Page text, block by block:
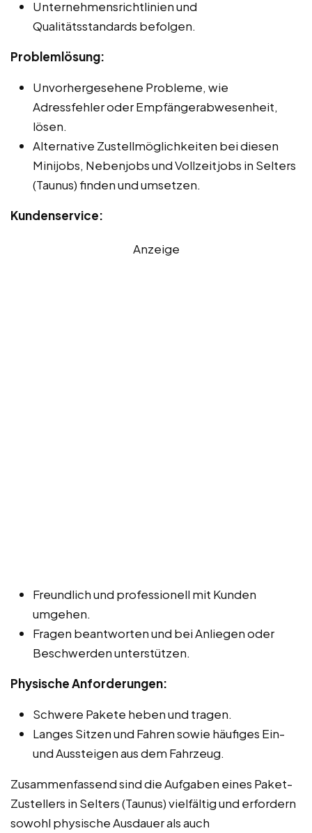
Unternehmensrichtlinien und
Qualitätsstandards befolgen.
Problemlösung:
Unvorhergesehene Probleme, wie
Adressfehler oder Empfängerabwesenheit,
lösen.
Alternative Zustellmöglichkeiten bei diesen
Minijobs, Nebenjobs und Vollzeitjobs in Selters
(Taunus) finden und umsetzen.
Kundenservice:
Anzeige
Freundlich und professionell mit Kunden
umgehen.
Fragen beantworten und bei Anliegen oder
Beschwerden unterstützen.
Physische Anforderungen:
Schwere Pakete heben und tragen.
Langes Sitzen und Fahren sowie häufiges Ein-
und Aussteigen aus dem Fahrzeug.
Zusammenfassend sind die Aufgaben eines Paket-
Zustellers in Selters (Taunus) vielfältig und erfordern
sowohl physische Ausdauer als auch